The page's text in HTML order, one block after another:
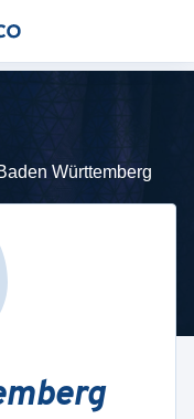
Württemberg